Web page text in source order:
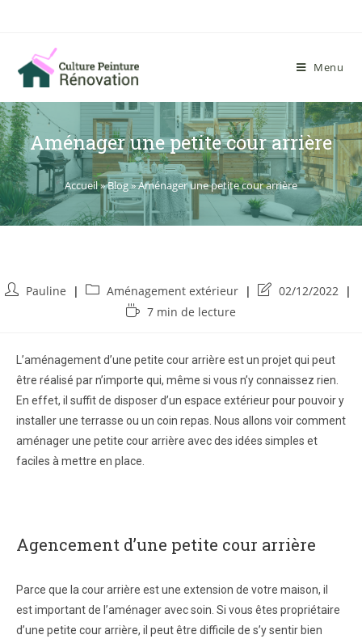
Menu
Aménager une petite cour arrière
Accueil»Blog»Aménager une petite cour arrière
Pauline Aménagement extérieur
02/12/2022
7 min de lecture
L’aménagement d’une petite cour arrière est un projet qui peut
être réalisé par n’importe qui, même si vous n’y connaissez rien.
En effet, il suffit de disposer d’un espace extérieur pour pouvoir y
installer une terrasse ou un coin repas. Nous allons voir comment
aménager une petite cour arrière avec des idées simples et
faciles à mettre en place.
Agencement d’une petite cour arrière
Parce que la cour arrière est une extension de votre maison, il
est important de l’aménager avec soin. Si vous êtes propriétaire
d’une petite cour arrière, il peut être difficile de s’y sentir bien